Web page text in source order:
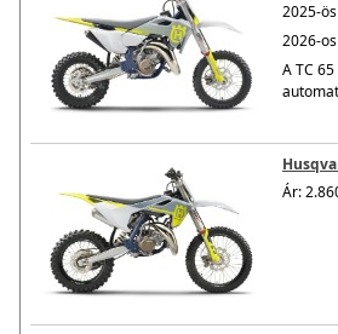
2025-
2026-
A TC
Ár: